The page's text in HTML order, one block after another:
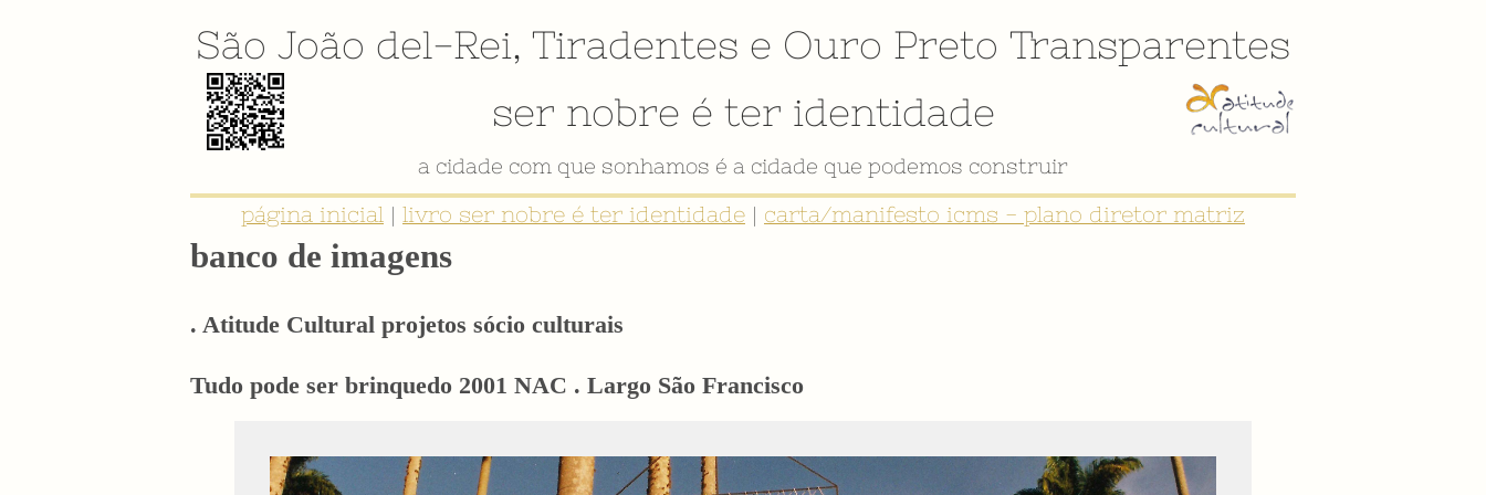
São João del-Rei, Tiradentes e Ouro Preto Transparentes
ser nobre é ter identidade
a cidade com que sonhamos é a cidade que podemos construir
página inicial | livro ser nobre é ter identidade | carta/manifesto icms - plano diretor matriz
banco de imagens
. Atitude Cultural projetos sócio culturais
Tudo pode ser brinquedo 2001 NAC . Largo São Francisco